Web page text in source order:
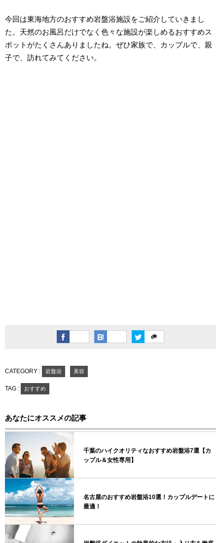
今回は東海地方のおすすめ岩盤浴施設をご紹介していきまし
た。天然のお風呂だけでなく色々な施設が楽しめるおすすめス
ポットがたくさんありましたね。ぜひ家族で、カップルで、親
子で、訪れてみてください。
CATEGORY : 岩盤浴 美容
TAG : おすすめ
あなたにオススメの記事
千葉のハイクオリティなおすすめ岩盤浴7選【カ
ップル＆女性専用】
名古屋のおすすめ岩盤浴10選！カップルデートに
最適！